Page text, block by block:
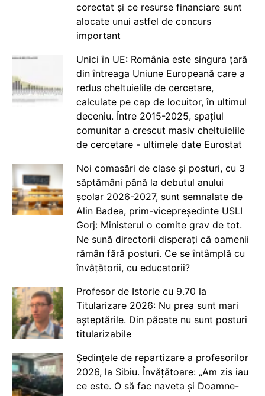
corectat și ce resurse financiare sunt
alocate unui astfel de concurs
important
Unici în UE: România este singura țară
din întreaga Uniune Europeană care a
redus cheltuielile de cercetare,
calculate pe cap de locuitor, în ultimul
deceniu. Între 2015-2025, spațiul
comunitar a crescut masiv cheltuielile
de cercetare - ultimele date Eurostat
Noi comasări de clase și posturi, cu 3
săptămâni până la debutul anului
școlar 2026-2027, sunt semnalate de
Alin Badea, prim-vicepreședinte USLI
Gorj: Ministerul o comite grav de tot.
Ne sună directorii disperați că oamenii
rămân fără posturi. Ce se întâmplă cu
învățătorii, cu educatorii?
Profesor de Istorie cu 9.70 la
Titularizare 2026: Nu prea sunt mari
așteptările. Din păcate nu sunt posturi
titularizabile
Ședințele de repartizare a profesorilor
2026, la Sibiu. Învățătoare: „Am zis iau
ce este. O să fac naveta și Doamne-